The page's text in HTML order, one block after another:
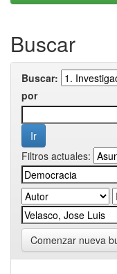
Buscar
Buscar:
por
Filtros actuales:
Comenzar nueva